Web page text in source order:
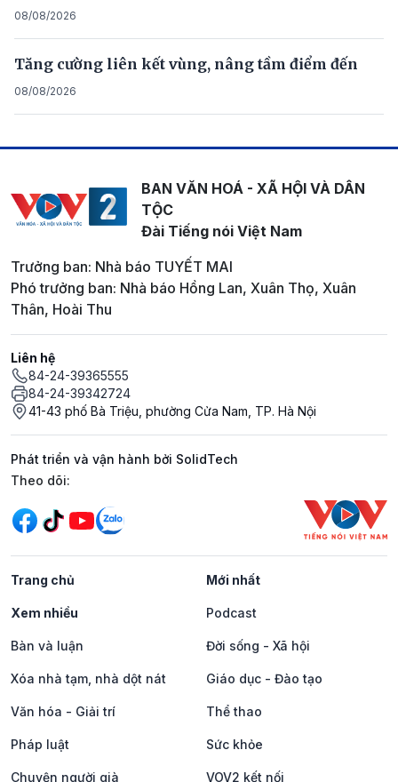
08/08/2026
Tăng cường liên kết vùng, nâng tầm điểm đến
08/08/2026
BAN VĂN HOÁ - XÃ HỘI VÀ DÂN
TỘC
Đài Tiếng nói Việt Nam
Trưởng ban: Nhà báo TUYẾT MAI
Phó trưởng ban: Nhà báo Hồng Lan, Xuân Thọ, Xuân
Thân, Hoài Thu
Liên hệ
84-24-39365555
84-24-39342724
41-43 phố Bà Triệu, phường Cửa Nam, TP. Hà Nội
Phát triển và vận hành bởi SolidTech
Mạng xã hội
Theo dõi:
Trang chủ Mới nhất
Xem nhiều Podcast
Bàn và luận Đời sống - Xã hội
Xóa nhà tạm, nhà dột nát Giáo dục - Đào tạo
Văn hóa - Giải trí Thể thao
Pháp luật Sức khỏe
Chuyện người già VOV2 kết nối